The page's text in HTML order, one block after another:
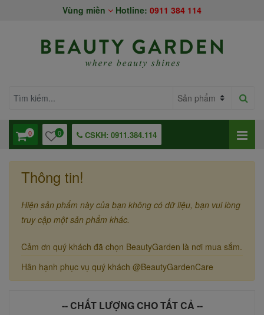
Vùng miền Hotline: 0911 384 114
0 0 CSKH: 0911.384.114
Thông tin!
Hiện sản phẩm này của bạn không có dữ liệu, bạn vui lòng
truy cập một sản phẩm khác.
Cảm ơn quý khách đã chọn BeautyGarden là nơi mua sắm.
Hân hạnh phục vụ quý khách @BeautyGardenCare
-- CHẤT LƯỢNG CHO TẤT CẢ --